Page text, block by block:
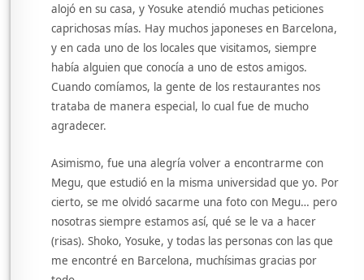
alojó en su casa, y Yosuke atendió muchas peticiones
caprichosas mías. Hay muchos japoneses en Barcelona,
y en cada uno de los locales que visitamos, siempre
había alguien que conocía a uno de estos amigos.
Cuando comíamos, la gente de los restaurantes nos
trataba de manera especial, lo cual fue de mucho
agradecer.
Asimismo, fue una alegría volver a encontrarme con
Megu, que estudió en la misma universidad que yo. Por
cierto, se me olvidó sacarme una foto con Megu… pero
nosotras siempre estamos así, qué se le va a hacer
(risas). Shoko, Yosuke, y todas las personas con las que
me encontré en Barcelona, muchísimas gracias por